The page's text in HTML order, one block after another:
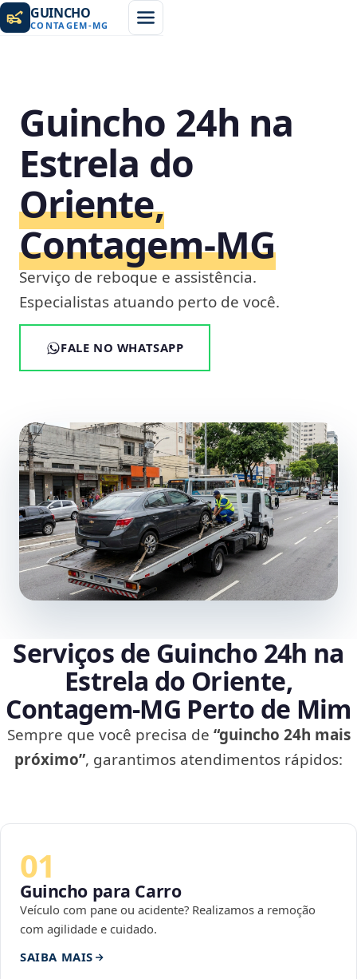
GUINCHO
CONTAGEM-MG
Guincho 24h na
Estrela do
Oriente,
Contagem‑MG
Serviço de reboque e assistência.
Especialistas atuando perto de você.
FALE NO WHATSAPP
Serviços de Guincho 24h na
Estrela do Oriente,
Contagem‑MG Perto de Mim
Sempre que você precisa de “guincho 24h mais
próximo”, garantimos atendimentos rápidos:
01
Guincho para Carro
Veículo com pane ou acidente? Realizamos a remoção
com agilidade e cuidado.
SAIBA MAIS